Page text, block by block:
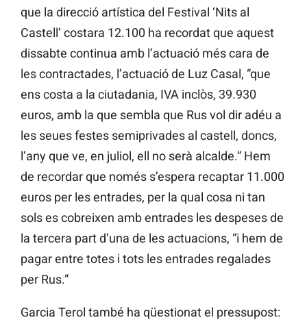
que la direcció artística del Festival ‘Nits al
Castell’ costara 12.100 ha recordat que aquest
dissabte continua amb l’actuació més cara de
les contractades, l’actuació de Luz Casal, “que
ens costa a la ciutadania, IVA inclòs, 39.930
euros, amb la que sembla que Rus vol dir adéu a
les seues festes semiprivades al castell, doncs,
l’any que ve, en juliol, ell no serà alcalde.” Hem
de recordar que només s’espera recaptar 11.000
euros per les entrades, per la qual cosa ni tan
sols es cobreixen amb entrades les despeses de
la tercera part d’una de les actuacions, “i hem de
pagar entre totes i tots les entrades regalades
per Rus.”
Garcia Terol també ha qüestionat el pressupost: